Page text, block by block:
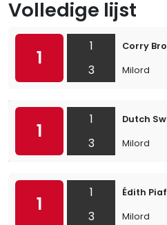
Volledige lijst
1
1
3
Corry
Milord
1
1
3
Dutch
Milord
1
1
3
Édith Piaf
Milord